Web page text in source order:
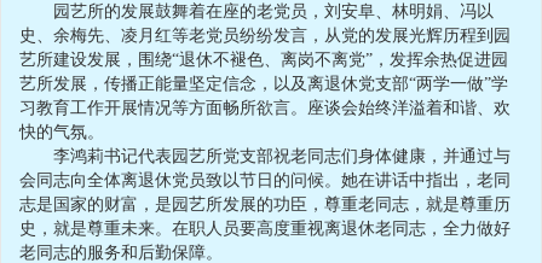
园艺所的发展鼓舞着在座的老党员，刘安阜、林明娟、冯以
史、余梅先、凌月红等老党员纷纷发言，从党的发展光辉历程到园
艺所建设发展，围绕“退休不褪色、离岗不离党”，发挥余热促进园
艺所发展，传播正能量坚定信念，以及离退休党支部“两学一做”学
习教育工作开展情况等方面畅所欲言。座谈会始终洋溢着和谐、欢
快的气氛。
李鸿莉书记代表园艺所党支部祝老同志们身体健康，并通过与
会同志向全体离退休党员致以节日的问候。她在讲话中指出，老同
志是国家的财富，是园艺所发展的功臣，尊重老同志，就是尊重历
史，就是尊重未来。在职人员要高度重视离退休老同志，全力做好
老同志的服务和后勤保障。